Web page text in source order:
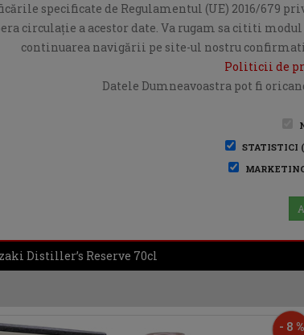
specificate de Regulamentul (UE) 2016/679
circulație a acestor date. Va rugam sa cititi
continuarea navigării pe site-ul nostru
Politicii de
Datele Dumneavoastra pot fi
STATISTICI
Distiller’s Reserve 70cl
- 8 %